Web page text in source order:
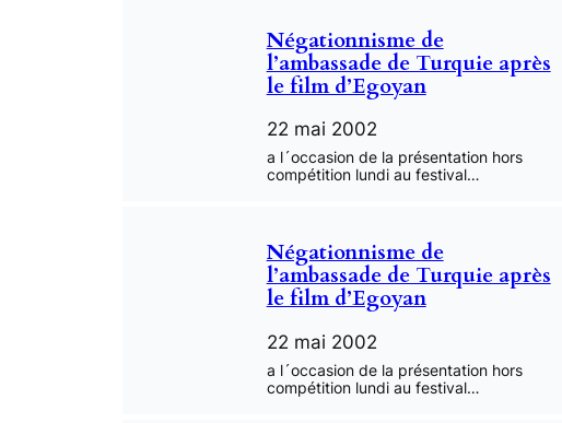
Négationnisme de
l’ambassade de Turquie après
le film d’Egoyan
22 mai 2002
a l´occasion de la présentation hors
compétition lundi au festival…
Négationnisme de
l’ambassade de Turquie après
le film d’Egoyan
22 mai 2002
a l´occasion de la présentation hors
compétition lundi au festival…